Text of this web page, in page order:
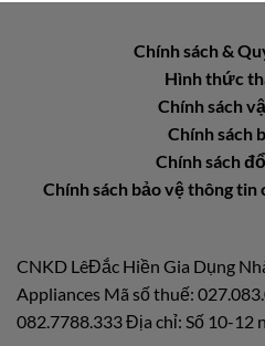
Chính sách &
Hình thức
Chính sách
Chính sách
Chính sách
Chính sách bảo vệ thông
CNKD LêĐắc Hiền Gia Dụng
Appliances Mã số thuế:
082.7788.333 Địa chỉ: Số 10-12